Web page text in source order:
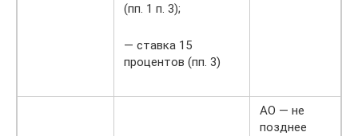
(пп. 1 п. 3);
— ставка 15
процентов (пп. 3)
АО — не
позднее